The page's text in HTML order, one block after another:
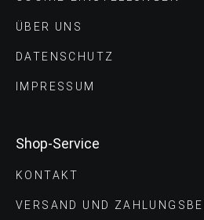
ÜBER UNS
DATENSCHUTZ
IMPRESSUM
Shop-Service
KONTAKT
VERSAND UND